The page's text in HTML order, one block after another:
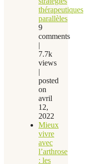
thérapeutiques
parallèles
9
comments
|
7.7k
views
|
posted
on
avril
12,
2022
Mieux
vivre
avec
l’arthrose
: les